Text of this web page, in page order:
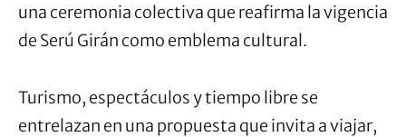
una ceremonia colectiva que reafirma la vigencia
de Serú Girán como emblema cultural.
Turismo, espectáculos y tiempo libre se
entrelazan en una propuesta que invita a viajar,